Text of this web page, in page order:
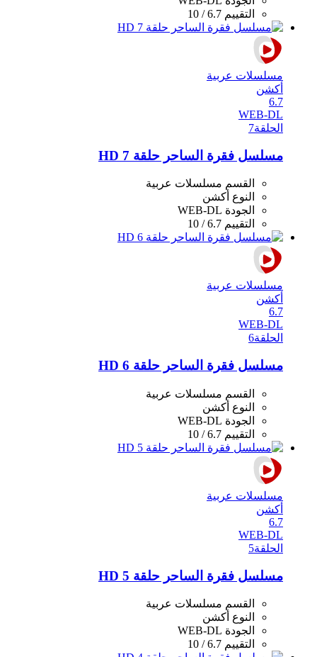
التقييم 6.7 / 10
مسلسلات عربية
أكشن
6.7
WEB-DL
الحلقة7
مسلسل فقرة الساحر حلقة 7 HD
القسم مسلسلات عربية
النوع أكشن
الجودة WEB-DL
التقييم 6.7 / 10
مسلسلات عربية
أكشن
6.7
WEB-DL
الحلقة6
مسلسل فقرة الساحر حلقة 6 HD
القسم مسلسلات عربية
النوع أكشن
الجودة WEB-DL
التقييم 6.7 / 10
مسلسلات عربية
أكشن
6.7
WEB-DL
الحلقة5
مسلسل فقرة الساحر حلقة 5 HD
القسم مسلسلات عربية
النوع أكشن
الجودة WEB-DL
التقييم 6.7 / 10